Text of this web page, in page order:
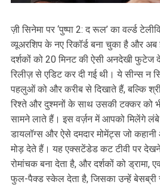
ज़ी सिनेमा पर ‘पुष्पा 2: द रूल’ का वर्ल्ड
व्यूअरशिप के नए रिकॉर्ड बना चुका है और
दर्शकों को 20 मिनट की ऐसी अनदेखी फुटेज
रिलीज़ से एडिट कर दी गई थी। ये सीन्स न
पहलुओं को और करीब से दिखाते हैं, बल्कि
रिश्ते और दुश्मनों के साथ उसकी टक्कर को
सामने लाते हैं। इस वर्ज़न में आपको मिलेंगे लंबे
डायलॉग्स और ऐसे दमदार मोमेंट्स जो कहानी
मोड़ देते हैं। यह एक्सटेंडेड कट टीवी पर
रोमांचक बना देता है, और दर्शकों को ड्रामा,
फुल-पैक्ड स्केल देता है, जिसका उन्हें बेसब्री